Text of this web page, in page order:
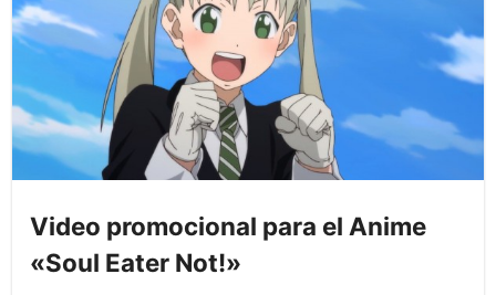
Video promocional para el Anime
«Soul Eater Not!»